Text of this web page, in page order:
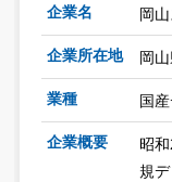
企業名
岡
企業所在地
岡
業種
国
企業概要
昭
規